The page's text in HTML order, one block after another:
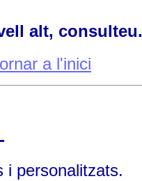
alt, consulteu.
a l'inici
i personalitzats.